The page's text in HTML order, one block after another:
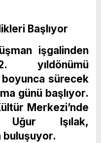
Başlıyor
işgalinden
yıldönümü
sürecek
günü başlıyor.
Merkezi’nde
Uğur Işılak,
buluşuyor.